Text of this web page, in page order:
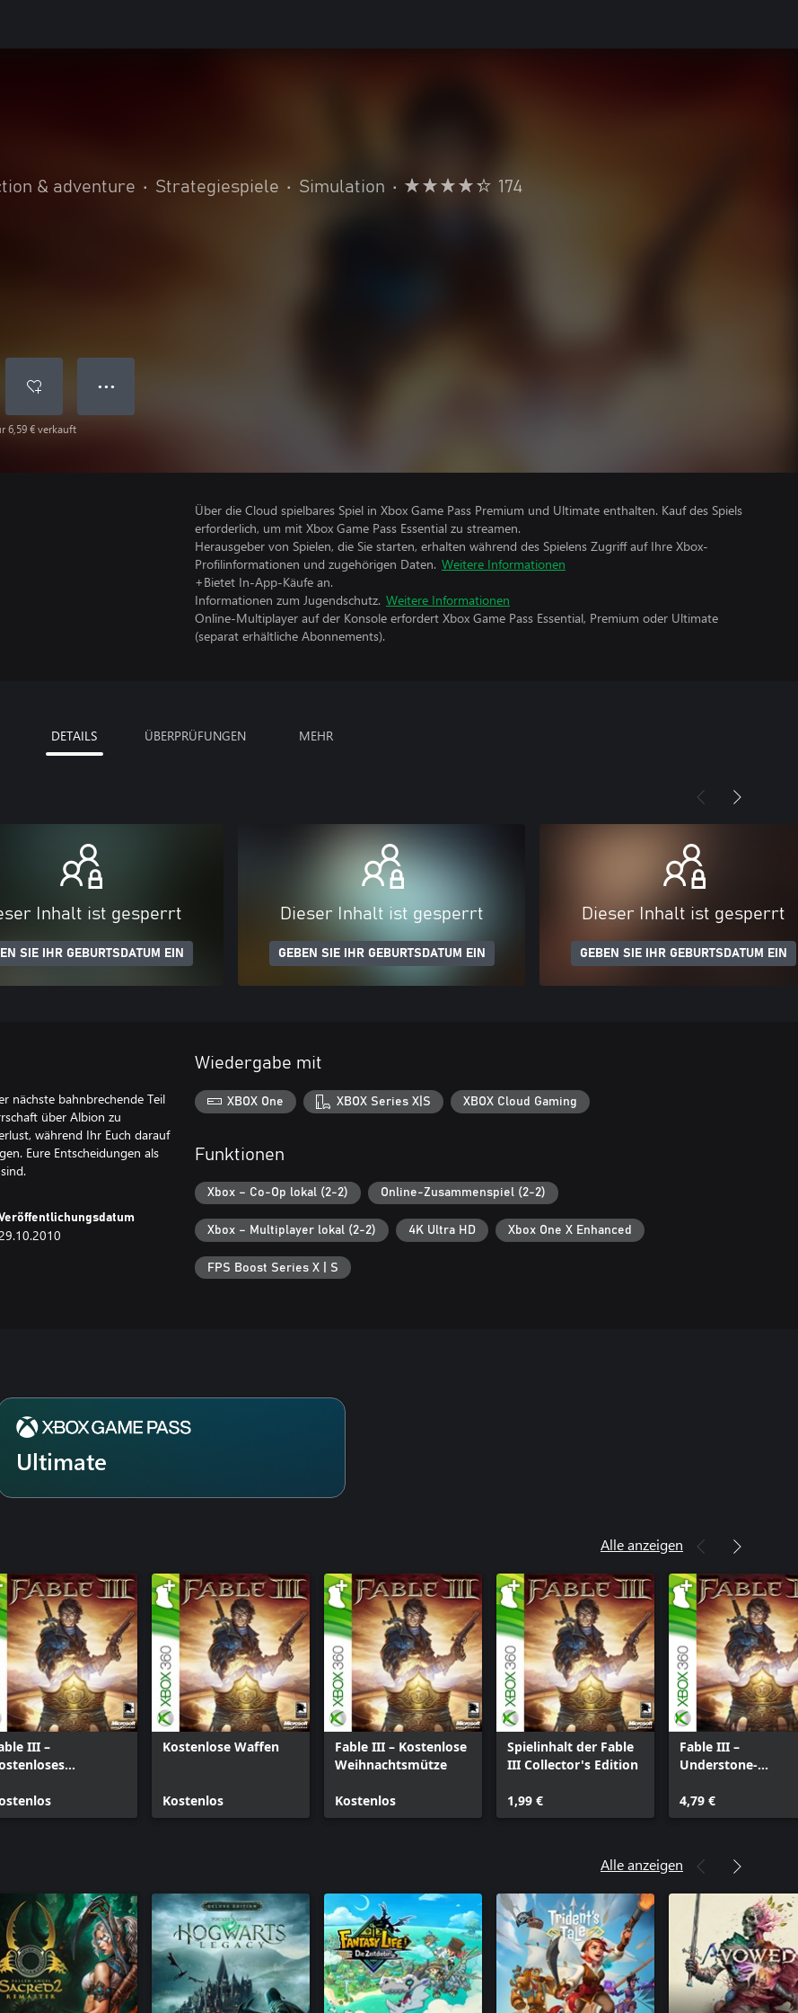
& adventure • Strategiespiele • Simulation • 174
6,59 € verkauft
● ● ●
Über die Cloud spielbares Spiel in Xbox Game Pass Premium und Ultimate enthalten. Kauf des Spiels
erforderlich, um mit Xbox Game Pass Essential zu streamen.
Herausgeber von Spielen, die Sie starten, erhalten während des Spielens Zugriff auf Ihre Xbox-
Profilinformationen und zugehörigen Daten. Weitere Informationen
+Bietet In-App-Käufe an.
Informationen zum Jugendschutz. Weitere Informationen
Online-Multiplayer auf der Konsole erfordert Xbox Game Pass Essential, Premium oder Ultimate
(separat erhältliche Abonnements).
DETAILS ÜBERPRÜFUNGEN MEHR
Inhalt ist gesperrt
SIE IHR GEBURTSDATUM EIN
Dieser Inhalt ist gesperrt
GEBEN SIE IHR GEBURTSDATUM EIN
Dieser Inhalt ist gesperrt
GEBEN SIE IHR GEBURTSDATUM EIN
nächste bahnbrechende Teil
über Albion zu
während Ihr Euch darauf
Eure Entscheidungen als
Wiedergabe mit
XBOX One XBOX Series X|S XBOX Cloud Gaming
Funktionen
Xbox – Co-Op lokal (2-2) Online-Zusammenspiel (2-2)
Xbox – Multiplayer lokal (2-2) 4K Ultra HD Xbox One X Enhanced
FPS Boost Series X | S
Ultimate
Alle anzeigen
III –
Kostenlose Waffen
Kostenlos
Fable III – Kostenlose
Weihnachtsmütze
Kostenlos
Spielinhalt der Fable
III Collector's Edition
1,99 €
Fable III –
Understone-
4,79 €
Alle anzeigen